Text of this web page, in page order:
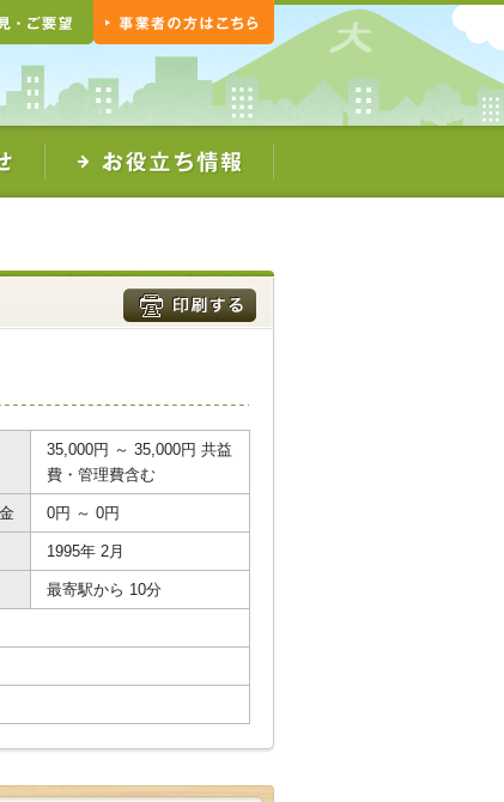
35,000円 ～ 35,000円 共益
費・管理費含む
0円 ～ 0円
1995年 2月
最寄駅から 10分